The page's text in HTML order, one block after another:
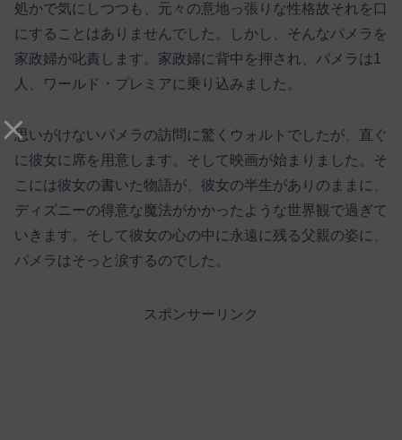
処かで気にしつつも、元々の意地っ張りな性格故それを口
にすることはありませんでした。しかし、そんなパメラを
家政婦が叱責します。家政婦に背中を押され、パメラは1
人、ワールド・プレミアに乗り込みました。
思いがけないパメラの訪問に驚くウォルトでしたが、直ぐ
に彼女に席を用意します。そして映画が始まりました。そ
こには彼女の書いた物語が、彼女の半生がありのままに、
ディズニーの得意な魔法がかかったような世界観で過ぎて
いきます。そして彼女の心の中に永遠に残る父親の姿に、
パメラはそっと涙するのでした。
スポンサーリンク